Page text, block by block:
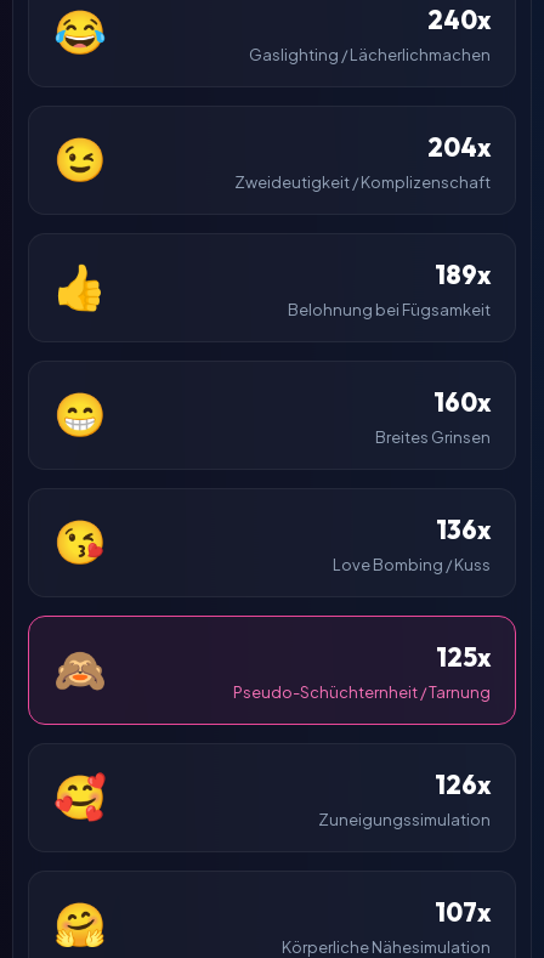
😂 240x
Gaslighting / Lächerlichmachen
😉 204x
Zweideutigkeit / Komplizenschaft
👍 189x
Belohnung bei Fügsamkeit
😁 160x
Breites Grinsen
😘 136x
Love Bombing / Kuss
🙈 125x
Pseudo-Schüchternheit / Tarnung
🥰 126x
Zuneigungssimulation
🤗 107x
Körperliche Nähesimulation